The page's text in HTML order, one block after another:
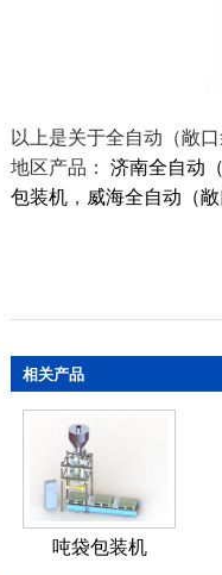
以上是关于全自动（敞
地区产品： 济南全自动
包装机 ， 威海全自动（
相关产品
吨袋包装机